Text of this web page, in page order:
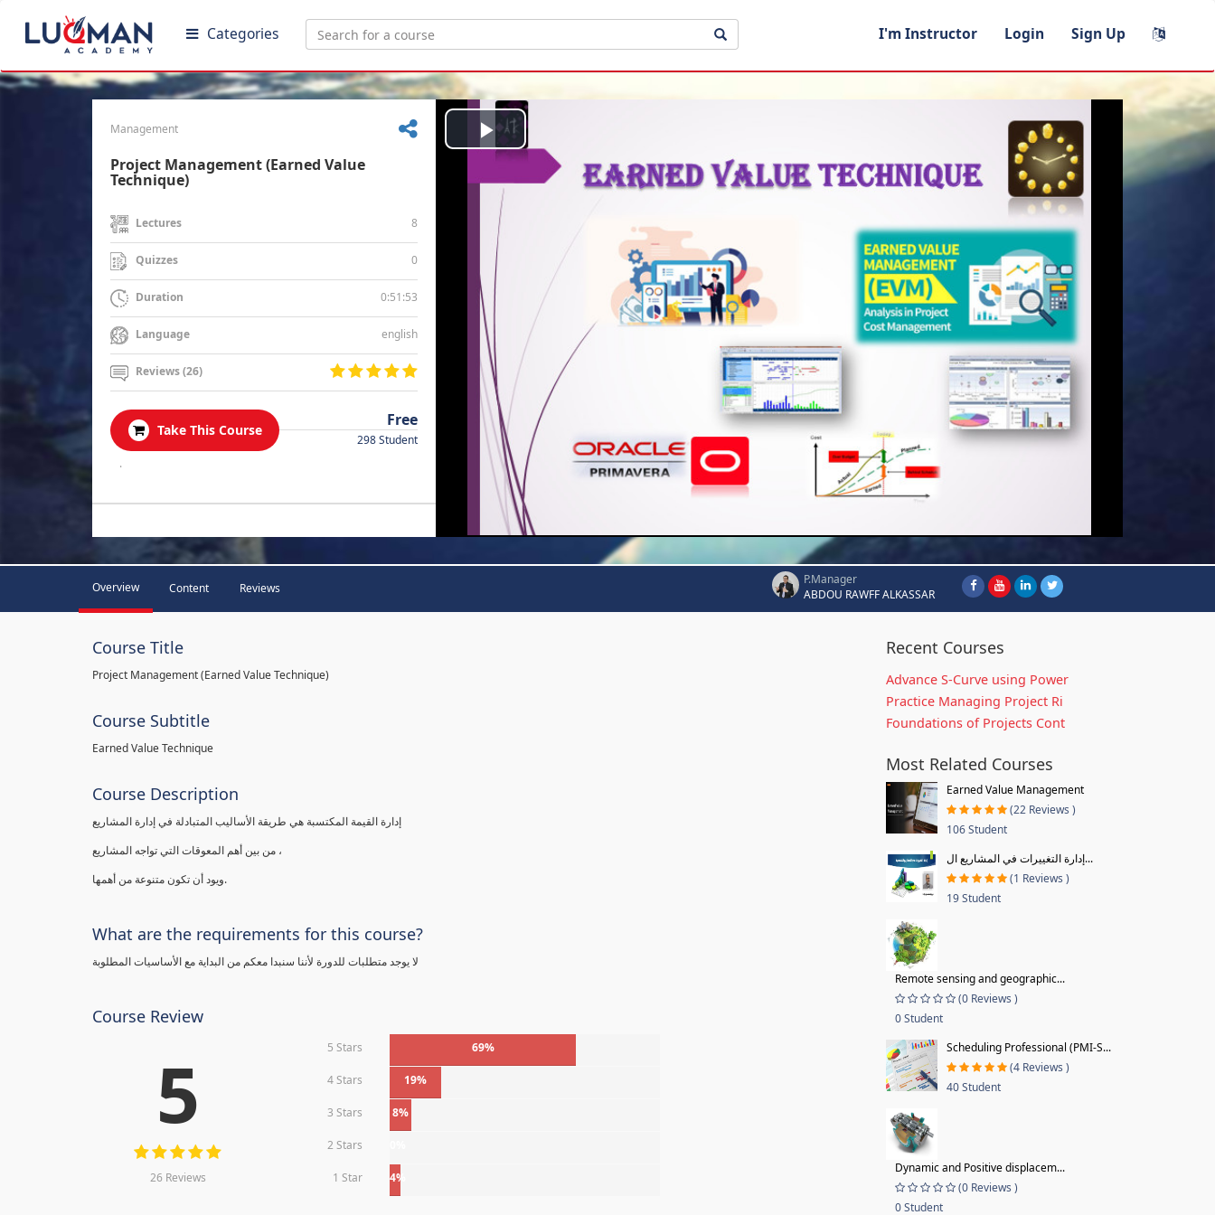
Categories I'm Instructor Login Sign Up
Management
Project Management (Earned Value
Technique)
Lectures 8
Quizzes 0
Duration 0:51:53
Language english
Reviews (26)
Take This Course
Free
298 Student
.
Play
Video
Overview Content Reviews
P.Manager
ABDOU RAWFF ALKASSAR
Course Title
Project Management (Earned Value Technique)
Course Subtitle
Earned Value Technique
Course Description
إدارة القيمة المكتسبة هي طريقة الأساليب المتبادلة في إدارة المشاريع
من بين أهم المعوقات التي تواجه المشاريع ،
ويود أن تكون متنوعة من أهمها.
What are the requirements for this course?
لا يوجد متطلبات للدورة لأننا سنبدا معكم من البداية مع الأساسيات المطلوبة
Course Review
5
26 Reviews
5 Stars 69%
4 Stars 19%
3 Stars 8%
2 Stars
1 Star 4%
Recent Courses
Advance S-Curve using Power
Practice Managing Project Ri
Foundations of Projects Cont
Most Related Courses
Earned Value Management
(22 Reviews )
106 Student
إدارة التغييرات في المشاريع ال...
(1 Reviews )
19 Student
Remote sensing and geographic...
(0 Reviews )
0 Student
Scheduling Professional (PMI-S...
(4 Reviews )
40 Student
Dynamic and Positive displacem...
(0 Reviews )
0 Student